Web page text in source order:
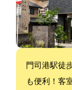
門司港駅徒
も便利！客